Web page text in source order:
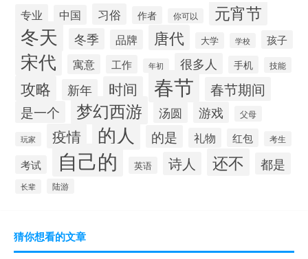
专业 中国 习俗 作者 你可以 元宵节
冬天 冬季 品牌 唐代 大学 学校 孩子
宋代 寓意 工作 年初 很多人 手机 技能
攻略 新年 时间 春节 春节期间
是一个 梦幻西游 汤圆 游戏 父母
玩家 疫情 的人 的是 礼物 红包 考生
考试 自己的 英语 诗人 还不 都是
长辈 陆游
猜你想看的文章